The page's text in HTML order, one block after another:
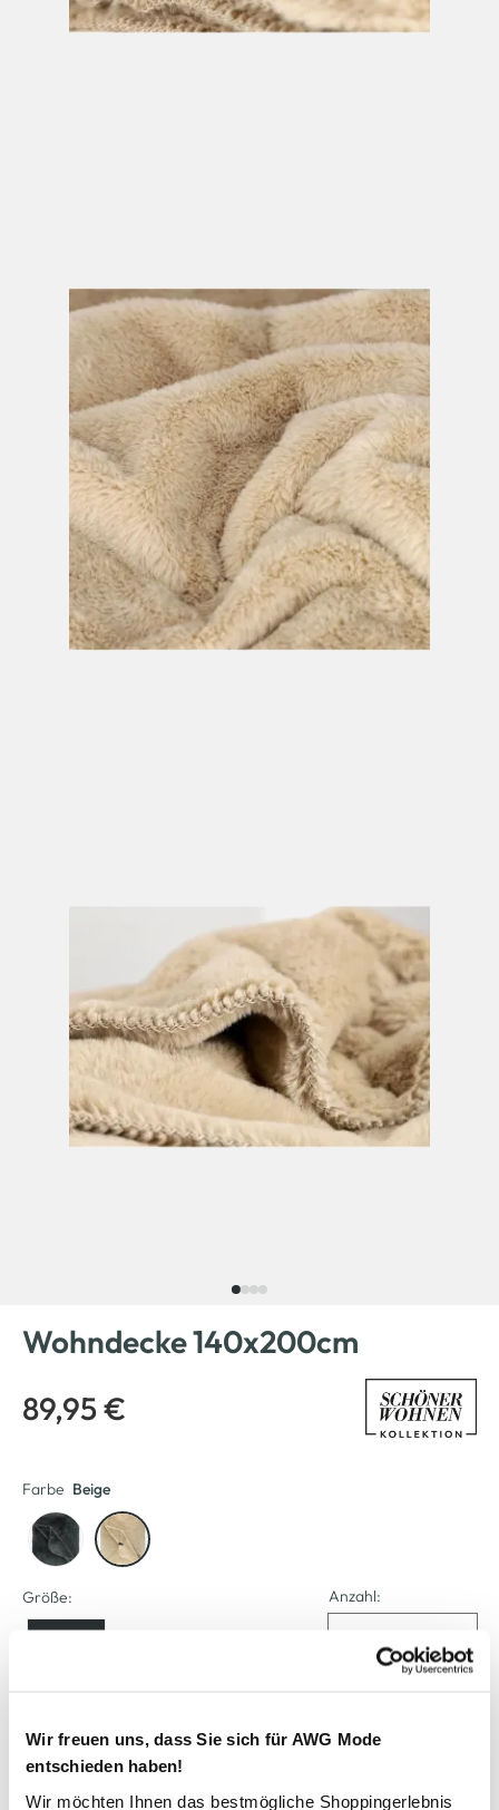
Wir freuen uns, dass Sie sich für AWG Mode
entschieden haben!
Wir möchten Ihnen das bestmögliche Shoppingerlebnis
Wohndecke 140x200cm
89,95 €
Farbe Beige
Größe: Anzahl:
In den Warenkorb